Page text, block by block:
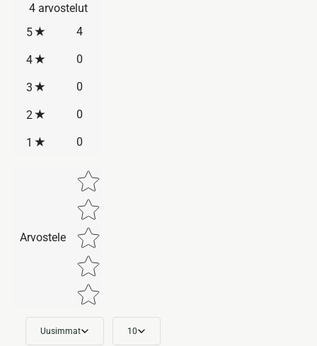
4 arvostelut
5
4
4 0
3 0
2 0
1 0
Arvostele
Star rating
Uusimmat 10